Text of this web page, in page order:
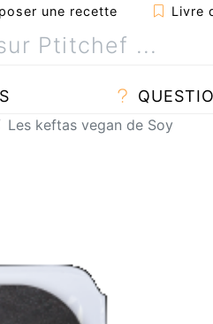
une recette Livre
Les keftas vegan de Soy